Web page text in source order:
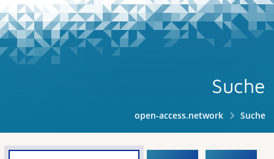
Suche
open-access.network Suche